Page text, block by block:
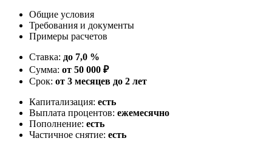
Общие условия
Требования и документы
Примеры расчетов
Ставка: до 7,0 %
Сумма: от 50 000 ₽
Срок: от 3 месяцев до 2 лет
Капитализация: есть
Выплата процентов: ежемесячно
Пополнение: есть
Частичное снятие: есть